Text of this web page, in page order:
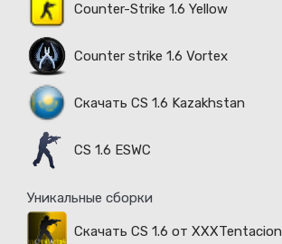
Counter-Strike 1.6 Yellow
Counter strike 1.6 Vortex
Скачать CS 1.6 Kazakhstan
CS 1.6 ESWC
Уникальные сборки
Скачать CS 1.6 от XXXTentacion